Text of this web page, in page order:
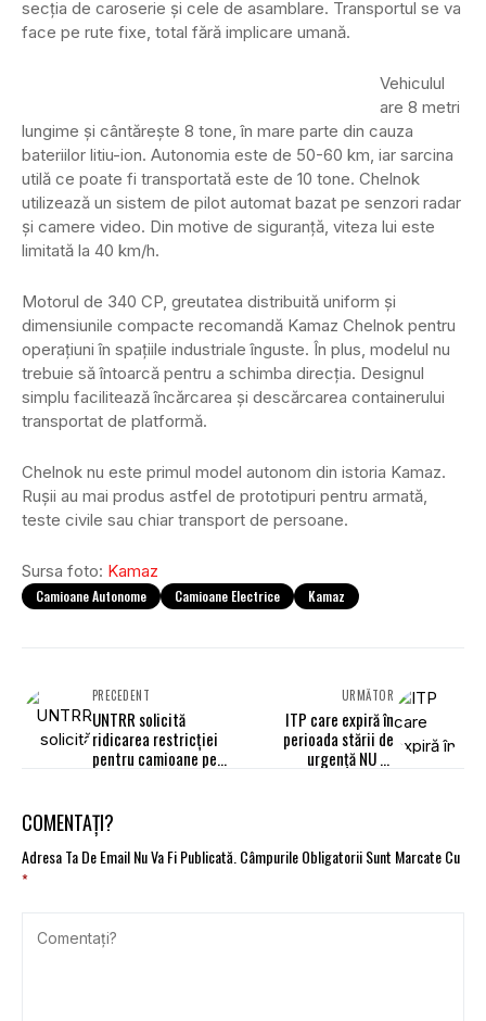
secția de caroserie și cele de asamblare. Transportul se va
face pe rute fixe, total fără implicare umană.
Vehiculul
are 8 metri
lungime și cântărește 8 tone, în mare parte din cauza
bateriilor litiu-ion. Autonomia este de 50-60 km, iar sarcina
utilă ce poate fi transportată este de 10 tone. Chelnok
utilizează un sistem de pilot automat bazat pe senzori radar
și camere video. Din motive de siguranță, viteza lui este
limitată la 40 km/h.
Motorul de 340 CP, greutatea distribuită uniform și
dimensiunile compacte recomandă Kamaz Chelnok pentru
operațiuni în spațiile industriale înguste. În plus, modelul nu
trebuie să întoarcă pentru a schimba direcția. Designul
simplu facilitează încărcarea și descărcarea containerului
transportat de platformă.
Chelnok nu este primul model autonom din istoria Kamaz.
Rușii au mai produs astfel de prototipuri pentru armată,
teste civile sau chiar transport de persoane.
Sursa foto: Kamaz
Camioane Autonome Camioane Electrice Kamaz
PRECEDENT
UNTRR solicită
ridicarea restricției
pentru camioane pe
URMĂTOR
ITP care expiră în
perioada stării de
urgență NU se
COMENTAȚI?
Adresa Ta De Email Nu Va Fi Publicată. Câmpurile Obligatorii Sunt Marcate Cu
*